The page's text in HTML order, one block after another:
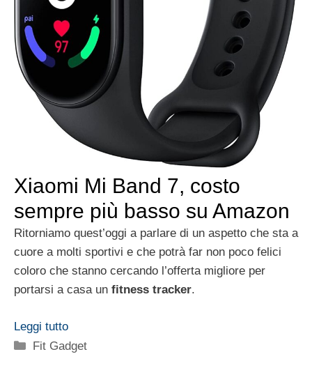
Xiaomi Mi Band 7, costo
sempre più basso su Amazon
Ritorniamo quest’oggi a parlare di un aspetto che sta a
cuore a molti sportivi e che potrà far non poco felici
coloro che stanno cercando l’offerta migliore per
portarsi a casa un fitness tracker.
Leggi tutto
Categorie
Fit Gadget